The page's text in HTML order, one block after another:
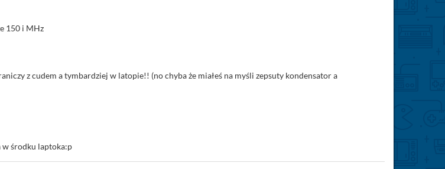
150 i MHz
z cudem a tymbardziej w latopie!! (no chyba że miałeś na myśli zepsuty kondensator a
w środku laptoka:p